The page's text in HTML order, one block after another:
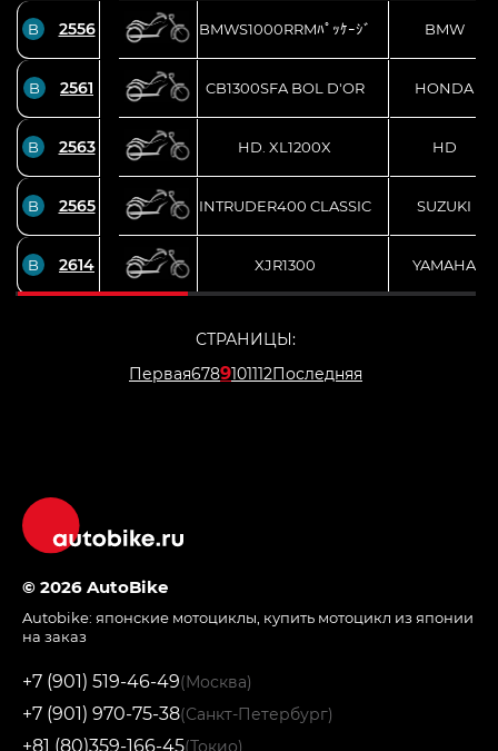
B 2556 BMWS1000RRMﾊﾟｯｹｰｼﾞ BMW
B 2561 CB1300SFA BOL D'OR HONDA
B 2563 HD. XL1200X HD
B 2565 INTRUDER400 CLASSIC SUZUKI
B 2614 XJR1300 YAMAHA
СТРАНИЦЫ:
Первая6789101112Последняя
© 2026 AutoBike
Autobike: японские мотоциклы, купить мотоцикл из японии
на заказ
+7 (901) 519-46-49(Москва)
+7 (901) 970-75-38(Санкт-Петербург)
+81 (80)359-166-45(Токио)